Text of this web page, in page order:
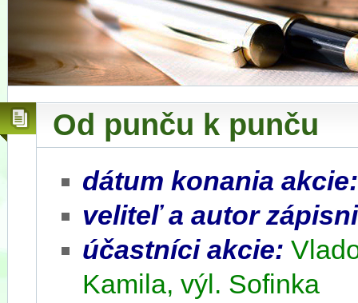
Od punču k punču
dátum konania akcie:
veliteľ a autor
účastníci akcie:
Kamila, výl. Sofinka